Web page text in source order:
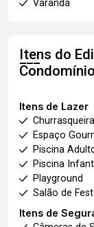
Varanda
Itens do
Itens de Lazer
Churrasqueira
Espaço
Piscina
Piscina
Playground
Salão de
Itens de